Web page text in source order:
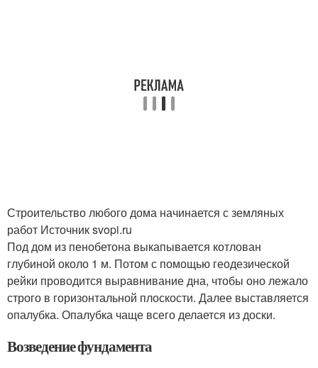
Строительство любого дома начинается с земляных
работ Источник svopi.ru
Под дом из пенобетона выкапывается котлован
глубиной около 1 м. Потом с помощью геодезической
рейки проводится выравнивание дна, чтобы оно лежало
строго в горизонтальной плоскости. Далее выставляется
опалубка. Опалубка чаще всего делается из доски.
Возведение фундамента